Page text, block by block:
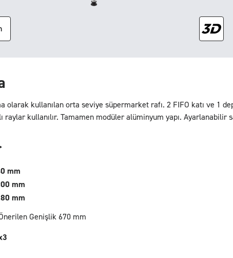
olarak kullanılan orta seviye süpermarket rafı. 2 FIFO katı ve 1
raylar kullanılır. Tamamen modüler alüminyum yapı. Ayarlanabilir
mm
mm
mm
Genişlik 670 mm